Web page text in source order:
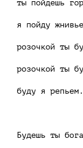
ты пойдешь
я пойду
розочкой ты
розочкой ты
буду я репьем.
Будешь ты